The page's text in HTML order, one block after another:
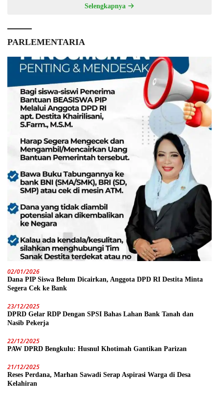
Selengkapnya
PARLEMENTARIA
02/01/2026
Dana PIP Siswa Belum Dicairkan, Anggota DPD RI Destita Minta
Segera Cek ke Bank
23/12/2025
DPRD Gelar RDP Dengan SPSI Bahas Lahan Bank Tanah dan
Nasib Pekerja
22/12/2025
PAW DPRD Bengkulu: Husnul Khotimah Gantikan Parizan
21/12/2025
Reses Perdana, Marhan Sawadi Serap Aspirasi Warga di Desa
Kelahiran